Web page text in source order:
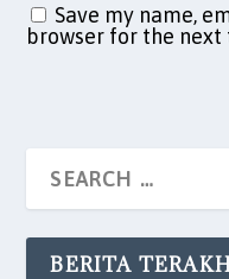
Save my name,
browser for the
BERITA